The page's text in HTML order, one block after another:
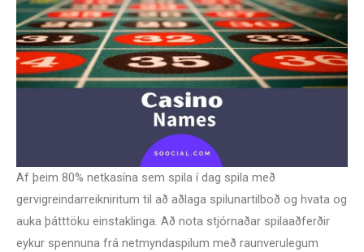
Af þeim 80% netkasína sem spila í dag spila með
gervigreindarreikniritum til að aðlaga spilunartilboð og hvata og
auka þátttöku einstaklinga. Að nota stjórnaðar spilaaðferðir
eykur spennuna frá netmyndaspilum með raunverulegum